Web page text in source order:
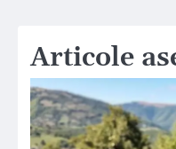
Articole